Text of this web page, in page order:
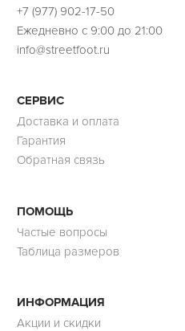
+7 (977) 902-17-50
Ежедневно с 9:00 до 21:00
info@streetfoot.ru
СЕРВИС
Доставка и оплата
Гарантия
Обратная связь
ПОМОЩЬ
Частые вопросы
Таблица размеров
ИНФОРМАЦИЯ
Акции и скидки